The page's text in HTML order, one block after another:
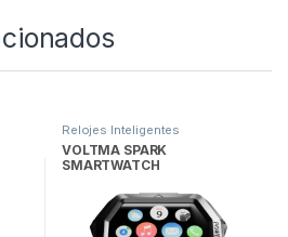
Relojes Inteligentes
VOLTMA SPARK
SMARTWATCH